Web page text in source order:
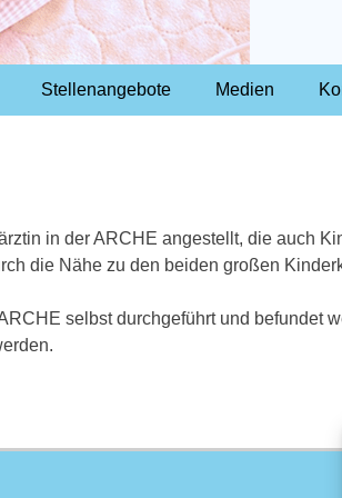
Stellenangebote Medien
in der ARCHE angestellt, die auch
die Nähe zu den beiden großen
selbst durchgeführt und befundet